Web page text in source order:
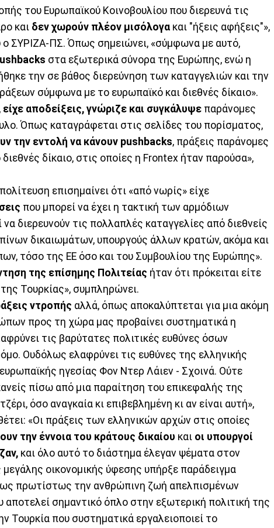
του Ευρωπαϊκού Κοινοβουλίου που διερευνά τις
και δεν χωρούν πλέον μισόλογα και "ήξεις αφήξεις"»,
ο ΣΥΡΙΖΑ-ΠΣ. Όπως σημειώνει, «σύμφωνα με αυτό,
στα εξωτερικά σύνορα της Ευρώπης, ενώ η
την σε βάθος διερεύνηση των καταγγελιών και την
σύμφωνα με το ευρωπαϊκό και διεθνές δίκαιο».
είχε αποδείξεις, γνώριζε και συγκάλυψε παράνομες
Όπως καταγράφεται στις σελίδες του πορίσματος,
την εντολή να κάνουν pushbacks, πράξεις παράνομες
δίκαιο, στις οποίες η Frontex ήταν παρούσα»,
επισημαίνει ότι «από νωρίς» είχε
που μπορεί να έχει η τακτική των αρμόδιων
διερευνούν τις πολλαπλές καταγγελίες από διεθνείς
δικαιωμάτων, υπουργούς άλλων κρατών, ακόμα και
τόσο της ΕΕ όσο και του Συμβουλίου της Ευρώπης».
της επίσημης Πολιτείας ήταν ότι πρόκειται είτε
Τουρκίας», συμπληρώνει.
ντροπής αλλά, όπως αποκαλύπτεται για μια ακόμη
προς τη χώρα μας προβαίνει συστηματικά η
τις βαρύτατες πολιτικές ευθύνες όσων
Ουδόλως ελαφρύνει τις ευθύνες της ελληνικής
ηγεσίας Φον Ντερ Λάιεν - Σχοινά. Ούτε
πίσω από μια παραίτηση του επικεφαλής της
όσο αναγκαία κι επιβεβλημένη κι αν είναι αυτή»,
«Οι πράξεις των ελληνικών αρχών στις οποίες
την έννοια του κράτους δικαίου και οι υπουργοί
και όλο αυτό το διάστημα έλεγαν ψέματα στον
οικονομικής ύφεσης υπήρξε παράδειγμα
πρωτίστως την ανθρώπινη ζωή απελπισμένων
σημαντικό όπλο στην εξωτερική πολιτική της
Τουρκία που συστηματικά εργαλειοποιεί το